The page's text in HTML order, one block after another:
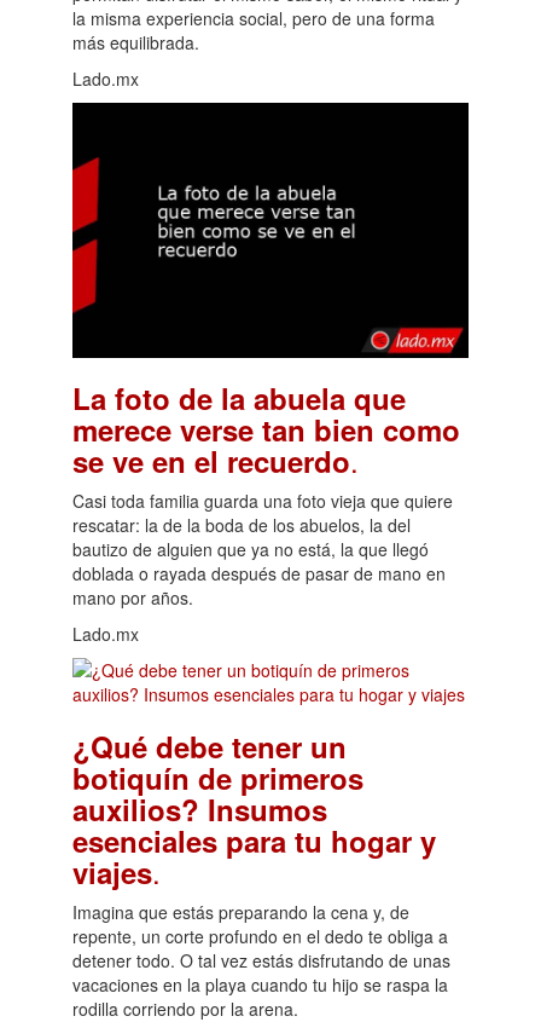
la misma experiencia social, pero de una forma
más equilibrada.
Lado.mx
La foto de la abuela que
merece verse tan bien como
se ve en el recuerdo.
Casi toda familia guarda una foto vieja que quiere
rescatar: la de la boda de los abuelos, la del
bautizo de alguien que ya no está, la que llegó
doblada o rayada después de pasar de mano en
mano por años.
Lado.mx
¿Qué debe tener un
botiquín de primeros
auxilios? Insumos
esenciales para tu hogar y
viajes.
Imagina que estás preparando la cena y, de
repente, un corte profundo en el dedo te obliga a
detener todo. O tal vez estás disfrutando de unas
vacaciones en la playa cuando tu hijo se raspa la
rodilla corriendo por la arena.